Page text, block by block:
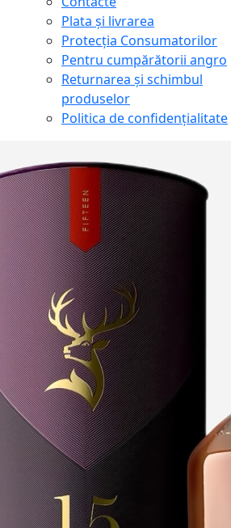
Plata și livrarea
Protecţia Consumatorilor
Pentru cumpărătorii angro
Returnarea și schimbul
produselor
Politica de confidențialitate